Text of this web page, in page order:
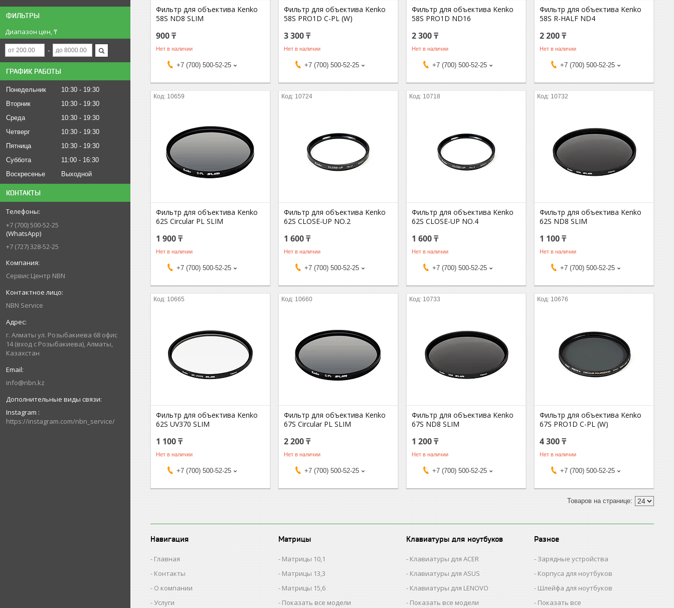
ФИЛЬТРЫ
Диапазон цен, ₸
ГРАФИК РАБОТЫ
Понедельник 10:30
19:30
Вторник
10:30
19:30
Среда
10:30
19:30
Четверг
10:30
19:30
Пятница
10:30
19:30
Суббота
11:00
16:30
Воскресенье
Выходной
КОНТАКТЫ
+7 (700) 500-52-25
(WhatsApp)
+7 (727) 328-52-25
Сервис Центр NBN
NBN Service
г. Алматы ул. Розыбакиева 68 офис
14 (вход с Розыбакиева), Алматы,
Казахстан
info@nbn.kz
Instagram
https://instagram.com/nbn_service/
Фильтр для объектива Kenko
58S ND8 SLIM
900 ₸
Нет в наличии
+7 (700) 500-52-25
Фильтр для объектива Kenko
58S PRO1D C-PL (W)
3 300 ₸
Нет в наличии
+7 (700) 500-52-25
Фильтр для объектива Kenko
58S PRO1D ND16
2 300 ₸
Нет в наличии
+7 (700) 500-52-25
Фильтр для объектива Kenko
58S R-HALF ND4
2 200 ₸
Нет в наличии
+7 (700) 500-52-25
10659
Фильтр для объектива Kenko
62S Circular PL SLIM
1 900 ₸
Нет в наличии
+7 (700) 500-52-25
10724
Фильтр для объектива Kenko
62S CLOSE-UP NO.2
1 600 ₸
Нет в наличии
+7 (700) 500-52-25
10718
Фильтр для объектива Kenko
62S CLOSE-UP NO.4
1 600 ₸
Нет в наличии
+7 (700) 500-52-25
10732
Фильтр для объектива Kenko
62S ND8 SLIM
1 100 ₸
Нет в наличии
+7 (700) 500-52-25
10665
Фильтр для объектива Kenko
62S UV370 SLIM
1 100 ₸
Нет в наличии
+7 (700) 500-52-25
10660
Фильтр для объектива Kenko
67S Circular PL SLIM
2 200 ₸
Нет в наличии
+7 (700) 500-52-25
10733
Фильтр для объектива Kenko
67S ND8 SLIM
1 200 ₸
Нет в наличии
+7 (700) 500-52-25
10676
Фильтр для объектива Kenko
67S PRO1D C-PL (W)
4 300 ₸
Нет в наличии
+7 (700) 500-52-25
Навигация
Главная
Контакты
О компании
Услуги
Матрицы
Матрицы 10,1
Матрицы 13,3
Матрицы 15,6
Показать все модели
Клавиатуры для ноутбуков
Клавиатуры для ACER
Клавиатуры для ASUS
Клавиатуры для LENOVO
Показать все модели
Разное
Зарядные устройства
Корпуса для ноутбуков
Шлейфа для ноутбуков
Показать все